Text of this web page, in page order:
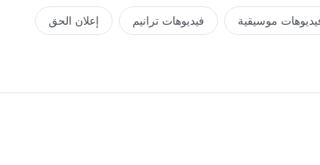
موسيقية فيديوهات ترانيم إعلان الحق